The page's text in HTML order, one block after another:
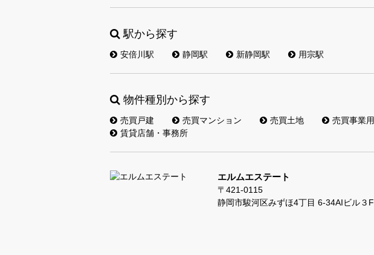
駅から探す
安倍川駅 静岡駅 新静岡駅 用宗駅
物件種別から探す
売買戸建 売買マンション 売買土地 売買事業用
賃貸店舗・事務所
エルムエステート
〒421-0115
静岡市駿河区みずほ4丁目 6-34AIビル３F